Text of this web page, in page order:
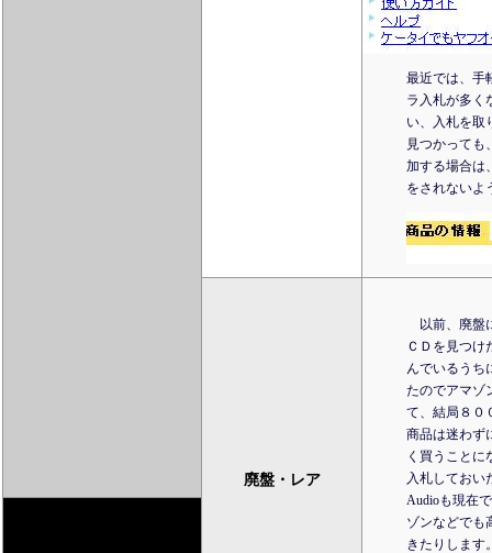
最近では、手
ラ入札が多く
い、入札を取
見つかっても
加する場合は
をされないよ
廃盤・レア
以前、廃盤
ＣＤを見つけ
んでいるうち
たのでアマゾ
て、結局８０
商品は迷わず
く買うこと
入札しておい
Audioも現在
ゾンなどでも
きたりします